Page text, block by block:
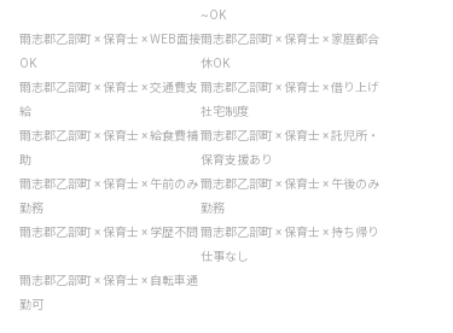
~OK
爾志郡乙部町 × 保育士 × WEB面接
OK
爾志郡乙部町 × 保育士 × 家庭都合
休OK
爾志郡乙部町 × 保育士 × 交通費支
給
爾志郡乙部町 × 保育士 × 借り上げ
社宅制度
爾志郡乙部町 × 保育士 × 給食費補
助
爾志郡乙部町 × 保育士 × 託児所・
保育支援あり
爾志郡乙部町 × 保育士 × 午前のみ
勤務
爾志郡乙部町 × 保育士 × 午後のみ
勤務
爾志郡乙部町 × 保育士 × 学歴不問 爾志郡乙部町 × 保育士 × 持ち帰り
仕事なし
爾志郡乙部町 × 保育士 × 自転車通
勤可